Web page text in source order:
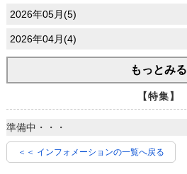
2026年05月(5)
2026年04月(4)
もっとみる
【特集】
準備中・・・
＜＜ インフォメーションの一覧へ戻る